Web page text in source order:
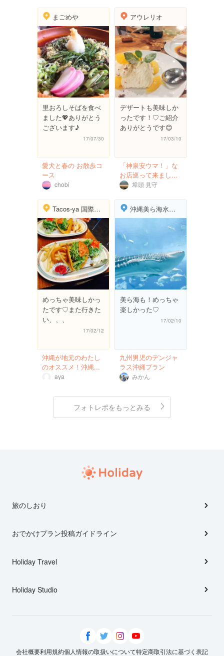
まごめや
里おろしそばを食べ
ました💖ありがとう
ございます♪
17/07/30
愛犬と春の お散歩コ
ース
chobi
アウレリオ
デザートも美味しか
ったです！♡ご紹介
ありがとうです😊
17/03/10
「神泉安ウマ！」な
お店巡って来まし...
埠頭 見守
Tacos-ya 国際通り店
めっちゃ美味しかっ
たです♡また行きた
い、、、
17/02/12
沖縄が地元のわたし
のオススメ！沖縄...
aya
沖縄美ら海水族館
美ら海も！めっちゃ
楽しかった♡
17/02/10
九州男児のデンジャ
ラス沖縄プラン
みかん
フォトレポをもっとみる
旅のしおり
おでかけプラン投稿ガイドライン
Holiday Travel
Holiday Studio
会社概要利用規約個人情報の取扱いについて特定商取引法に基づく表記